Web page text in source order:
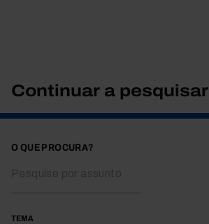
Continuar a pesquisar
O QUE PROCURA?
TEMA